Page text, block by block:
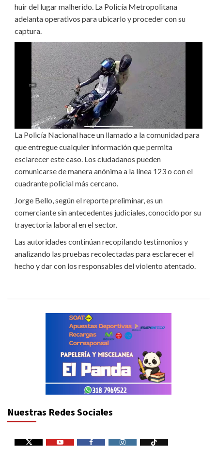
huir del lugar malherido. La Policía Metropolitana
adelanta operativos para ubicarlo y proceder con su
captura.
La Policía Nacional hace un llamado a la comunidad para
que entregue cualquier información que permita
esclarecer este caso. Los ciudadanos pueden
comunicarse de manera anónima a la línea 123 o con el
cuadrante policial más cercano.
Jorge Bello, según el reporte preliminar, es un
comerciante sin antecedentes judiciales, conocido por su
trayectoria laboral en el sector.
Las autoridades continúan recopilando testimonios y
analizando las pruebas recolectadas para esclarecer el
hecho y dar con los responsables del violento atentado.
Nuestras Redes Sociales